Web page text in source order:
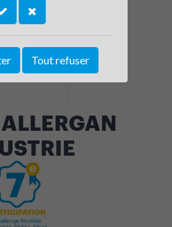
Tout refuser